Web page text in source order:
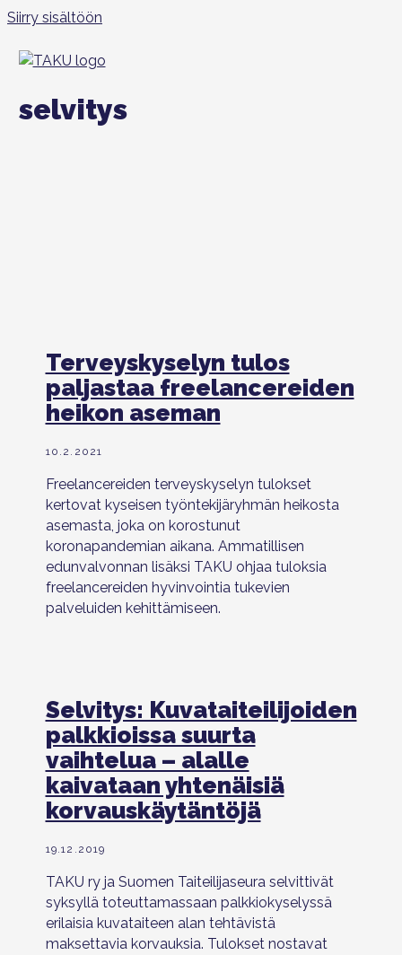
Siirry sisältöön
selvitys
Terveyskyselyn tulos
paljastaa freelancereiden
heikon aseman
10.2.2021
Freelancereiden terveyskyselyn tulokset
kertovat kyseisen työntekijäryhmän heikosta
asemasta, joka on korostunut
koronapandemian aikana. Ammatillisen
edunvalvonnan lisäksi TAKU ohjaa tuloksia
freelancereiden hyvinvointia tukevien
palveluiden kehittämiseen.
Selvitys: Kuvataiteilijoiden
palkkioissa suurta
vaihtelua – alalle
kaivataan yhtenäisiä
korvauskäytäntöjä
19.12.2019
TAKU ry ja Suomen Taiteilijaseura selvittivät
syksyllä toteuttamassaan palkkiokyselyssä
erilaisia kuvataiteen alan tehtävistä
maksettavia korvauksia. Tulokset nostavat